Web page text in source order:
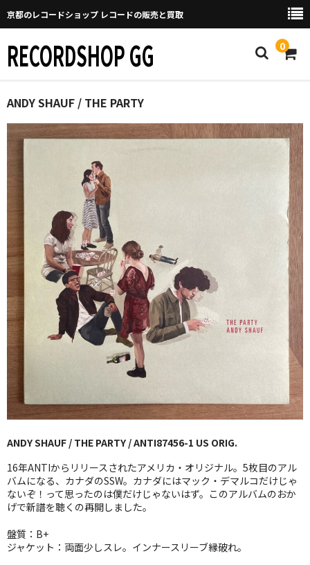
京都のレコードショップ レコードの販売と買取
RECORDSHOP GG 0
Home
マイページ
取り置きなどについて
Categories
New Arrivals
GG RECORD （当店のレーベル）
BLUE NOTE
JAZZ-EU
JAZZ-JP
JAZZ-VOCAL
J-POP
ANDY SHAUF / THE PARTY
ANDY SHAUF / THE PARTY / ANTI87456-1 US ORIG.
16年ANTIからリリースされたアメリカ・オリジナル。5枚目のアル
バムになる、カナダのSSW。カナダにはマック・デマルコだけじゃ
ないぞ！って思ったのは僕だけじゃないはず。このアルバムのおか
げで新譜を聴くの再開しました。
盤質：B+
ジャケット：両面少しスレ。インナースリーブ縁破れ。